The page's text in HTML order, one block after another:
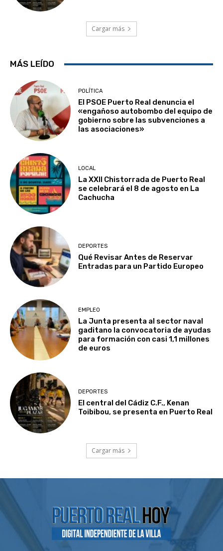
Cargar más
MÁS LEÍDO
POLÍTICA
El PSOE Puerto Real denuncia el
«engañoso autobombo del equipo de
gobierno sobre las subvenciones a
las asociaciones»
LOCAL
La XXII Chistorrada de Puerto Real
se celebrará el 8 de agosto en La
Cachucha
DEPORTES
Qué Revisar Antes de Reservar
Entradas para un Partido Europeo
EMPLEO
La Junta presenta al sector naval
gaditano la convocatoria de ayudas
para formación con casi 1,1 millones
de euros
DEPORTES
El central del Cádiz C.F., Kenan
Toibibou, se presenta en Puerto Real
Cargar más